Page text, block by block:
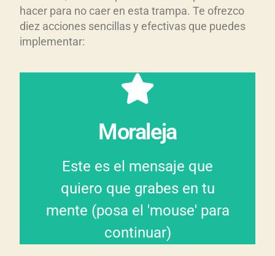
hacer para no caer en esta trampa. Te ofrezco
diez acciones sencillas y efectivas que puedes
implementar:
Moraleja
Este es el mensaje que
quiero que grabes en tu
mente (posa el 'mouse' para
continuar)
Vivimos rodeados de
contenido tóxico y
apariencias. Sin embargo,
hay una salida efectiva.
¿Cuál? Comunicar con
verdad, propósito y
sin caer en la trampa del
ruido digital.